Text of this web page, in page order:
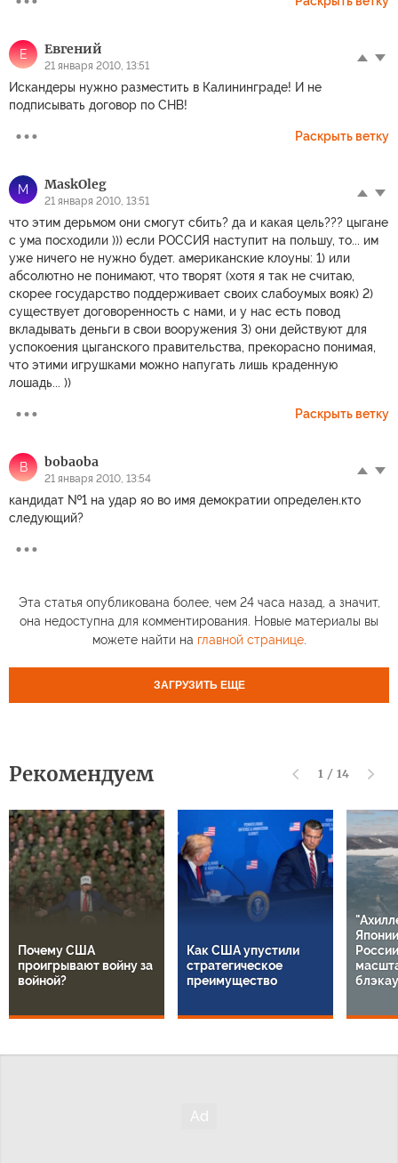
Е Евгений
21 января 2010, 13:51
Искандеры нужно разместить в Калининграде! И не
подписывать договор по СНВ!
Раскрыть ветку
M MaskOleg
21 января 2010, 13:51
что этим дерьмом они смогут сбить? да и какая цель??? цыгане
с ума посходили ))) если РОССИЯ наступит на польшу, то... им
уже ничего не нужно будет. американские клоуны: 1) или
абсолютно не понимают, что творят (хотя я так не считаю,
скорее государство поддерживает своих слабоумых вояк) 2)
существует договоренность с нами, и у нас есть повод
вкладывать деньги в свои вооружения 3) они действуют для
успокоения цыганского правительства, прекорасно понимая,
что этими игрушками можно напугать лишь краденную
лошадь... ))
Раскрыть ветку
B bobaoba
21 января 2010, 13:54
кандидат №1 на удар яо во имя демократии определен.кто
следующий?
Эта статья опубликована более, чем 24 часа назад, а значит,
она недоступна для комментирования. Новые материалы вы
можете найти на главной странице.
ЗАГРУЗИТЬ ЕЩЕ
Рекомендуем 1 / 14
Почему США
проигрывают войну за
войной?
Как США упустили
стратегическое
преимущество